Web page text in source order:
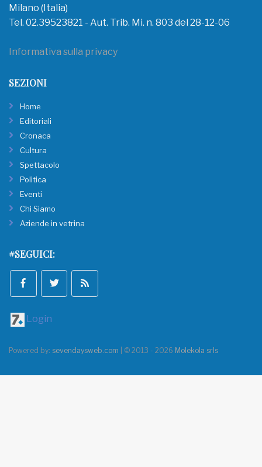
Milano (Italia)
Tel. 02.39523821 - Aut. Trib. Mi. n. 803 del 28-12-06
Informativa sulla privacy
SEZIONI
Home
Editoriali
Cronaca
Cultura
Spettacolo
Politica
Eventi
Chi Siamo
Aziende in vetrina
#SEGUICI:
Login
Powered by: sevendaysweb.com | © 2013 - 2026 Molekola srls